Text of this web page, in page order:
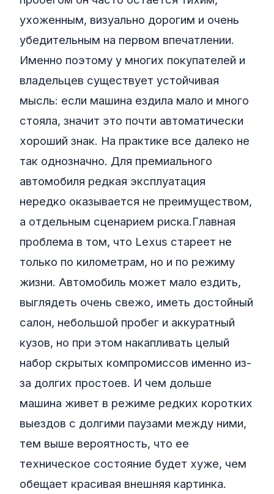
ухоженным, визуально дорогим и очень
убедительным на первом впечатлении.
Именно поэтому у многих покупателей и
владельцев существует устойчивая
мысль: если машина ездила мало и много
стояла, значит это почти автоматически
хороший знак. На практике все далеко не
так однозначно. Для премиального
автомобиля редкая эксплуатация
нередко оказывается не преимуществом,
а отдельным сценарием риска.Главная
проблема в том, что Lexus стареет не
только по километрам, но и по режиму
жизни. Автомобиль может мало ездить,
выглядеть очень свежо, иметь достойный
салон, небольшой пробег и аккуратный
кузов, но при этом накапливать целый
набор скрытых компромиссов именно из-
за долгих простоев. И чем дольше
машина живет в режиме редких коротких
выездов с долгими паузами между ними,
тем выше вероятность, что ее
техническое состояние будет хуже, чем
обещает красивая внешняя картинка.